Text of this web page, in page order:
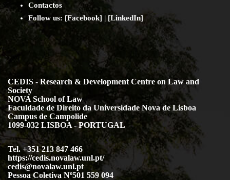
Contactos
Follow us: [Facebook] | [LinkedIn]
CEDIS - Research & Development Centre on Law and
Society
NOVA School of Law
Faculdade de Direito da Universidade Nova de Lisboa
Campus de Campolide
1099-032 LISBOA - PORTUGAL
Tel. +351 213 847 466
https://cedis.novalaw.unl.pt/
cedis@novalaw.unl.pt
Pessoa Coletiva Nº501 559 094